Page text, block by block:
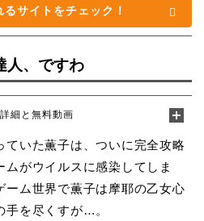
サイトをチェック！
人、ですわ
細と無料動画
ていた薫子は、ついに完全攻略
がウイルスに感染してしま
ーム世界で薫子は摩耶の乙女心
手を尽くすが…。